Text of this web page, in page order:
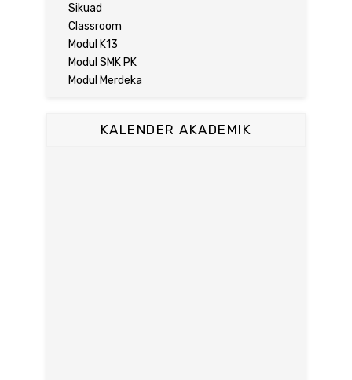
Sikuad
Classroom
Modul K13
Modul SMK PK
Modul Merdeka
KALENDER AKADEMIK